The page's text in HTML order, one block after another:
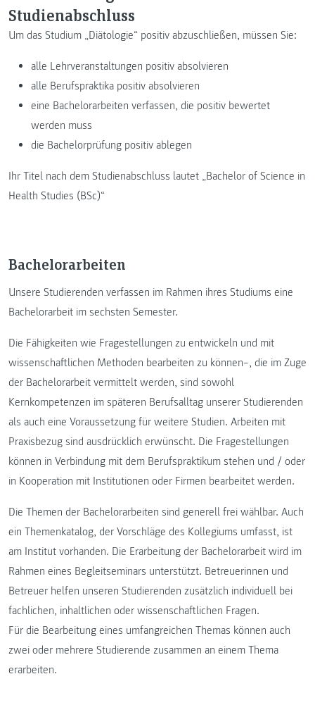
Studienabschluss
Um das Studium „Diätologie“ positiv abzuschließen, müssen Sie:
alle Lehrveranstaltungen positiv absolvieren
alle Berufspraktika positiv absolvieren
eine Bachelorarbeiten verfassen, die positiv bewertet
werden muss
die Bachelorprüfung positiv ablegen
Ihr Titel nach dem Studienabschluss lautet „Bachelor of Science in
Health Studies (BSc)“
Bachelorarbeiten
Unsere Studierenden verfassen im Rahmen ihres Studiums eine
Bachelorarbeit im sechsten Semester.
Die Fähigkeiten wie Fragestellungen zu entwickeln und mit
wissenschaftlichen Methoden bearbeiten zu können–, die im Zuge
der Bachelorarbeit vermittelt werden, sind sowohl
Kernkompetenzen im späteren Berufsalltag unserer Studierenden
als auch eine Voraussetzung für weitere Studien. Arbeiten mit
Praxisbezug sind ausdrücklich erwünscht. Die Fragestellungen
können in Verbindung mit dem Berufspraktikum stehen und / oder
in Kooperation mit Institutionen oder Firmen bearbeitet werden.
Die Themen der Bachelorarbeiten sind generell frei wählbar. Auch
ein Themenkatalog, der Vorschläge des Kollegiums umfasst, ist
am Institut vorhanden. Die Erarbeitung der Bachelorarbeit wird im
Rahmen eines Begleitseminars unterstützt. Betreuerinnen und
Betreuer helfen unseren Studierenden zusätzlich individuell bei
fachlichen, inhaltlichen oder wissenschaftlichen Fragen.
Für die Bearbeitung eines umfangreichen Themas können auch
zwei oder mehrere Studierende zusammen an einem Thema
erarbeiten.